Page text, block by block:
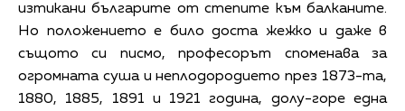
изтикани българите от степите към балканите.
Но положението е било доста жежко и даже в
същото си писмо, професорът споменава за
огромната суша и неплодородието през 1873-та,
1880, 1885, 1891 и 1921 година, долу-горе една